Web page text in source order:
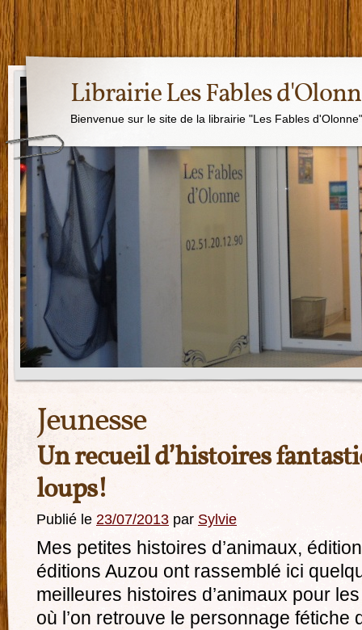
Librairie Les Fables
Bienvenue sur le site de la librairie "Les Fables
Jeunesse
Un recueil d’histoires
loups!
Publié le 23/07/2013 par Sylvie
Mes petites histoires d’animaux,
éditions Auzou ont rassemblé ici
meilleures histoires d’animaux pour
où l’on retrouve le personnage fétiche